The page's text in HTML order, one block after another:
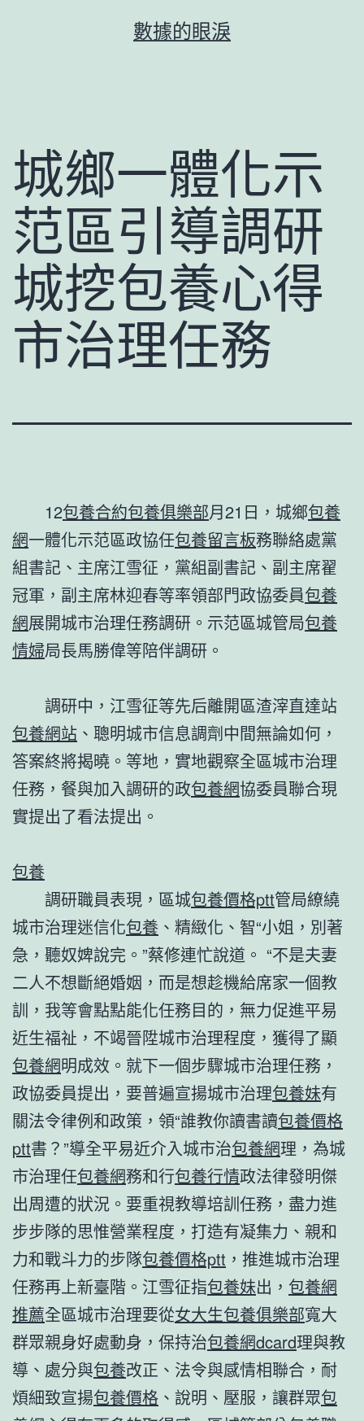
數據的眼淚
城鄉一體化示
范區引導調研
城挖包養心得
市治理任務
12包養合約包養俱樂部月21日，城鄉包養
網一體化示范區政協任包養留言板務聯絡處黨
組書記、主席江雪征，黨組副書記、副主席翟
冠軍，副主席林迎春等率領部門政協委員包養
網展開城市治理任務調研。示范區城管局包養
情婦局長馬勝偉等陪伴調研。
調研中，江雪征等先后離開區渣滓直達站
包養網站 、聰明城市信息調劑中間無論如何，
答案終將揭曉。等地，實地觀察全區城市治理
任務，餐與加入調研的政包養網協委員聯合現
實提出了看法提出。
包養
調研職員表現，區城包養價格ptt管局繚繞
城市治理迷信化包養 、精緻化、智“小姐，別著
急，聽奴婢說完。”蔡修連忙說道。 “不是夫妻
二人不想斷絕婚姻，而是想趁機給席家一個教
訓，我等會點點能化任務目的，無力促進平易
近生福祉，不竭晉陞城市治理程度，獲得了顯
包養網明成效。就下一個步驟城市治理任務，
政協委員提出，要普遍宣揚城市治理包養妹有
關法令律例和政策，領“誰教你讀書讀包養價格
ptt書？”導全平易近介入城市治包養網理，為城
市治理任包養網務和行包養行情政法律發明傑
出周遭的狀況。要重視教導培訓任務，盡力進
步步隊的思惟營業程度，打造有凝集力、親和
力和戰斗力的步隊包養價格ptt ，推進城市治理
任務再上新臺階。江雪征指包養妹出， 包養網
推薦全區城市治理要從女大生包養俱樂部寬大
群眾親身好處動身，保持治包養網dcard理與教
導、處分與包養改正、法令與感情相聯合，耐
煩細致宣揚包養價格 、說明、壓服，讓群眾包